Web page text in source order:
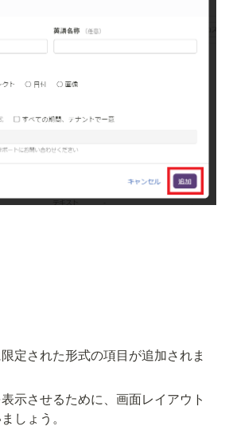
定された形式の項目が追加されま
示させるために、画面レイアウト
しょう。